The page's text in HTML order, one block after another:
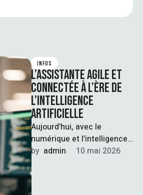
INFOS
L’ASSISTANTE AGILE ET
CONNECTÉE À L’ÈRE DE
L’INTELLIGENCE
ARTIFICIELLE
Aujourd’hui, avec le
numérique et l’intelligence
artificielle qui transforment
notre façon de travailler, le
métier d’assistante évolue
lui …
by admin 10 mai 2026